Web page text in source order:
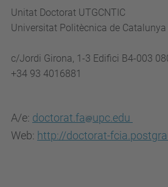
Unitat Doctorat UTGCNTIC
Universitat Politècnica de
c/Jordi Girona, 1-3 Edifici B4-003
+34 93 4016881
A/e: doctorat.fa
upc.edu
Web: http://doctorat-